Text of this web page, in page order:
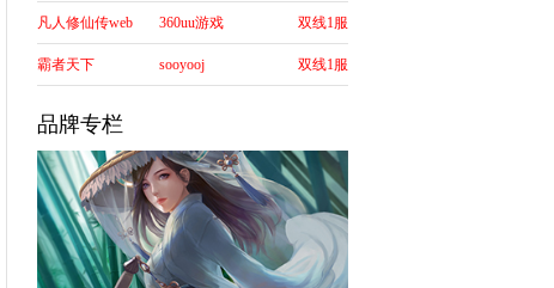
凡人修仙传web 360uu游戏 双线1服
霸者天下 sooyooj 双线1服
品牌专栏